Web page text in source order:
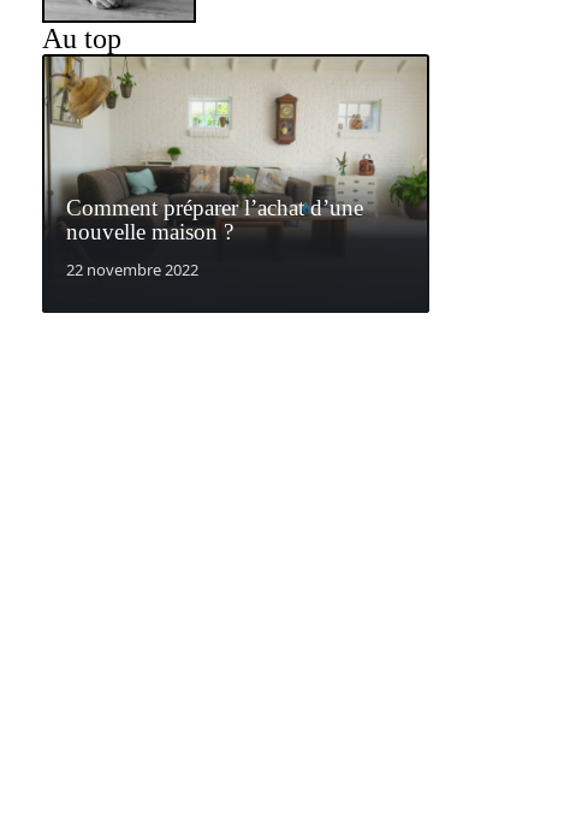
Au top
Comment préparer l’achat d’une
nouvelle maison ?
22 novembre 2022